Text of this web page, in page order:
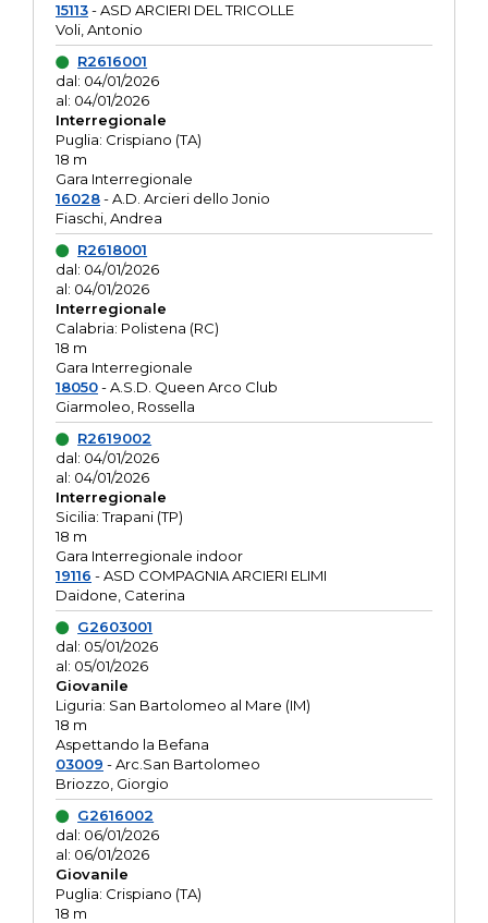
15113- ASD ARCIERI DEL TRICOLLE
Voli, Antonio
R2616001
dal: 04/01/2026
al: 04/01/2026
Interregionale
Puglia: Crispiano (TA)
18 m
Gara Interregionale
16028- A.D. Arcieri dello Jonio
Fiaschi, Andrea
R2618001
dal: 04/01/2026
al: 04/01/2026
Interregionale
Calabria: Polistena (RC)
18 m
Gara Interregionale
18050- A.S.D. Queen Arco Club
Giarmoleo, Rossella
R2619002
dal: 04/01/2026
al: 04/01/2026
Interregionale
Sicilia: Trapani (TP)
18 m
Gara Interregionale indoor
19116 - ASD COMPAGNIA ARCIERI ELIMI
Daidone, Caterina
G2603001
dal: 05/01/2026
al: 05/01/2026
Giovanile
Liguria: San Bartolomeo al Mare (IM)
18 m
Aspettando la Befana
03009 - Arc.San Bartolomeo
Briozzo, Giorgio
G2616002
dal: 06/01/2026
al: 06/01/2026
Giovanile
Puglia: Crispiano (TA)
18 m